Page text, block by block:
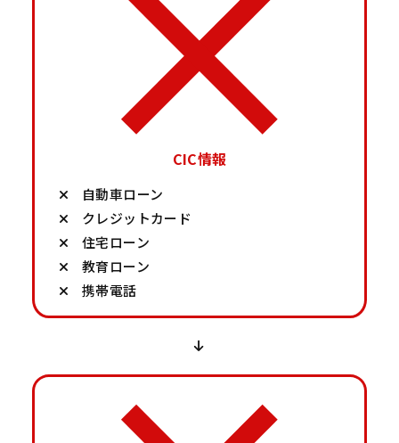
CIC情報
自動車ローン
クレジットカード
住宅ローン
教育ローン
携帯電話